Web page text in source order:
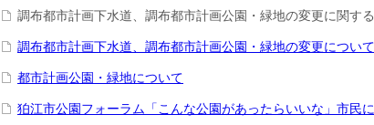
調布都市計画下水道、調布都市計画公園・緑地の変更に関す
調布都市計画下水道、調布都市計画公園・緑地の変更について
都市計画公園・緑地について
狛江市公園フォーラム「こんな公園があったらいいな」市民